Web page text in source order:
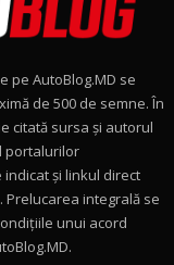
pe AutoBlog.MD se
de 500 de semne. În
citată sursa și autorul
portalurilor
și linkul direct
Prelucarea integrală se
unui acord